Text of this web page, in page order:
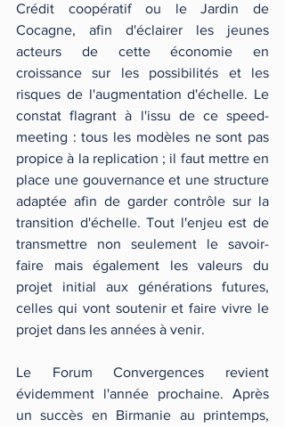
Crédit coopératif ou le Jardin de
Cocagne, afin d'éclairer les jeunes
acteurs de cette économie en
croissance sur les possibilités et les
risques de l'augmentation d'échelle. Le
constat flagrant à l'issu de ce speed-
meeting : tous les modèles ne sont pas
propice à la replication ; il faut mettre en
place une gouvernance et une structure
adaptée afin de garder contrôle sur la
transition d'échelle. Tout l'enjeu est de
transmettre non seulement le savoir-
faire mais également les valeurs du
projet initial aux générations futures,
celles qui vont soutenir et faire vivre le
projet dans les années à venir.
Le Forum Convergences revient
évidemment l'année prochaine. Après
un succès en Birmanie au printemps,